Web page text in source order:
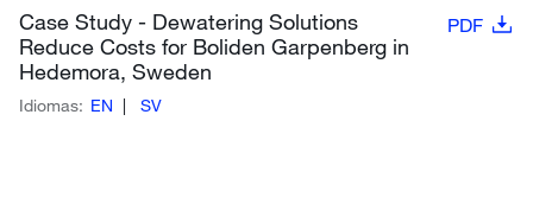
Case Study - Dewatering Solutions
Reduce Costs for Boliden Garpenberg in
Hedemora, Sweden
PDF
Idiomas: EN SV